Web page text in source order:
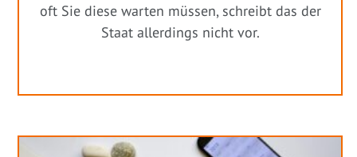
oft Sie diese warten müssen, schreibt das der
Staat allerdings nicht vor.